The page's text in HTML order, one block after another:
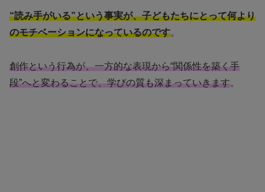
“読み手がいる”という事実が、子どもたちにとって何より
のモチベーションになっているのです。
創作という行為が、一方的な表現から“関係性を築く手
段”へと変わることで、学びの質も深まっていきます。